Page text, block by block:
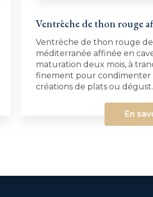
Ventrèche de thon rouge
Ventrèche de thon rouge de
méditerranée affinée en
maturation deux mois, à
finement pour condimenter
créations de plats ou
En